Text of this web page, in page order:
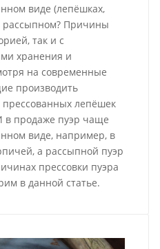
виде (лепёшках,
рассыпном? Причины
так и с
хранения и
на современные
производить
лепёшек
в продаже пуэр чаще
виде, например, в
а рассыпной пуэр
прессовки пуэра
в данной статье.